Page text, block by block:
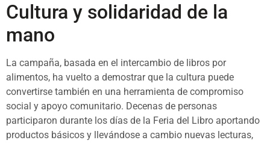
Cultura y solidaridad de la
mano
La campaña, basada en el intercambio de libros por
alimentos, ha vuelto a demostrar que la cultura puede
convertirse también en una herramienta de compromiso
social y apoyo comunitario. Decenas de personas
participaron durante los días de la Feria del Libro aportando
productos básicos y llevándose a cambio nuevas lecturas,